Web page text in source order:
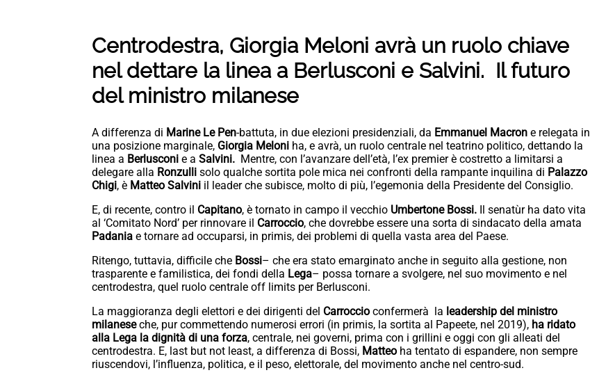
Centrodestra, Giorgia Meloni avrà un ruolo chiave
nel dettare la linea a Berlusconi e Salvini. Il futuro
del ministro milanese
A differenza di Marine Le Pen-battuta, in due elezioni presidenziali, da Emmanuel Macron e relegata in
una posizione marginale, Giorgia Meloni ha, e avrà, un ruolo centrale nel teatrino politico, dettando la
linea a Berlusconi e a Salvini. Mentre, con l’avanzare dell’età, l’ex premier è costretto a limitarsi a
delegare alla Ronzulli solo qualche sortita pole mica nei confronti della rampante inquilina di Palazzo
Chigi, è Matteo Salvini il leader che subisce, molto di più, l’egemonia della Presidente del Consiglio.
E, di recente, contro il Capitano, è tornato in campo il vecchio Umbertone Bossi. Il senatùr ha dato vita
al ‘Comitato Nord’ per rinnovare il Carroccio, che dovrebbe essere una sorta di sindacato della amata
Padania e tornare ad occuparsi, in primis, dei problemi di quella vasta area del Paese.
Ritengo, tuttavia, difficile che Bossi– che era stato emarginato anche in seguito alla gestione, non
trasparente e familistica, dei fondi della Lega– possa tornare a svolgere, nel suo movimento e nel
centrodestra, quel ruolo centrale off limits per Berlusconi.
La maggioranza degli elettori e dei dirigenti del Carroccio confermerà la leadership del ministro
milaneseche, pur commettendo numerosi errori (in primis, la sortita al Papeete, nel 2019), ha ridato
alla Lega la dignità di una forza, centrale, nei governi, prima con i grillini e oggi con gli alleati del
centrodestra. E, last but not least, a differenza di Bossi, Matteo ha tentato di espandere, non sempre
riuscendovi, l’influenza, politica, e il peso, elettorale, del movimento anche nel centro-sud.